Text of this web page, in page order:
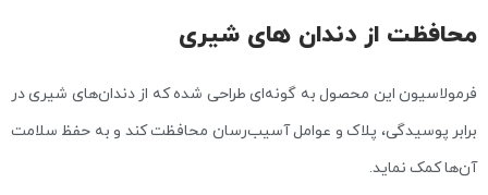
محافظت از دندان‌ های شیری
فرمولاسیون این محصول به گونه‌ای طراحی شده که از دندان‌های شیری در
برابر پوسیدگی، پلاک و عوامل آسیب‌رسان محافظت کند و به حفظ سلامت
آن‌ها کمک نماید.